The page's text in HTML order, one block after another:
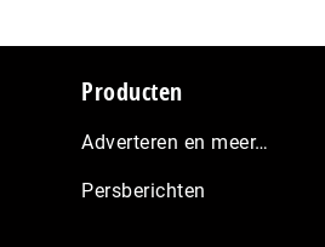
Producten
Adverteren en meer…
Persberichten